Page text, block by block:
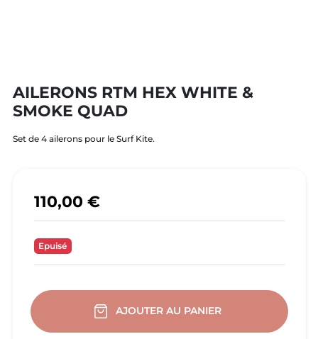
AILERONS RTM HEX WHITE &
SMOKE QUAD
Set de 4 ailerons pour le Surf Kite.
110,00 €
Epuisé
AJOUTER AU PANIER